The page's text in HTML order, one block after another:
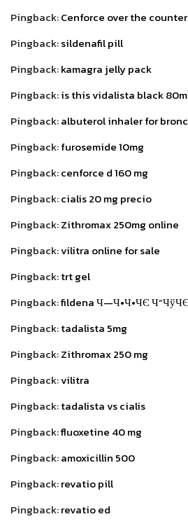
Pingback:Cenforce over the counter
Pingback:sildenafil pill
Pingback:kamagra jelly pack
Pingback:is this vidalista black
Pingback:albuterol inhaler for
Pingback:furosemide 10mg
Pingback:cenforce d 160 mg
Pingback:cialis 20 mg precio
Pingback:Zithromax 250mg online
Pingback:vilitra online for sale
Pingback:trt gel
Pingback:fildena Ч—Ч•Ч•ЧЄ
Pingback:tadalista 5mg
Pingback:Zithromax 250 mg
Pingback:vilitra
Pingback:tadalista vs cialis
Pingback:fluoxetine 40 mg
Pingback:amoxicillin 500
Pingback:revatio pill
Pingback:revatio ed